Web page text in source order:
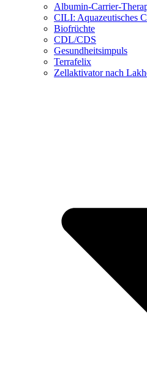
Albumin-Carrier-
CILI: Aquazeutisches
Biofrüchte
CDL/CDS
Gesundheitsimpuls
Terrafelix
Zellaktivator nach